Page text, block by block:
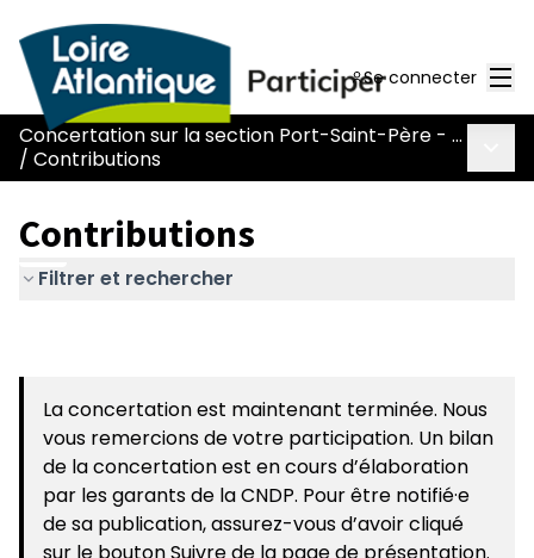
Se connecter
Concertation sur la section Port-Saint-Père - Le Pont Béranger de la route Nantes-Pornic
/ Contributions
Contributions
Filtrer et rechercher
La concertation est maintenant terminée. Nous
vous remercions de votre participation. Un bilan
de la concertation est en cours d’élaboration
par les garants de la CNDP. Pour être notifié·e
de sa publication, assurez-vous d’avoir cliqué